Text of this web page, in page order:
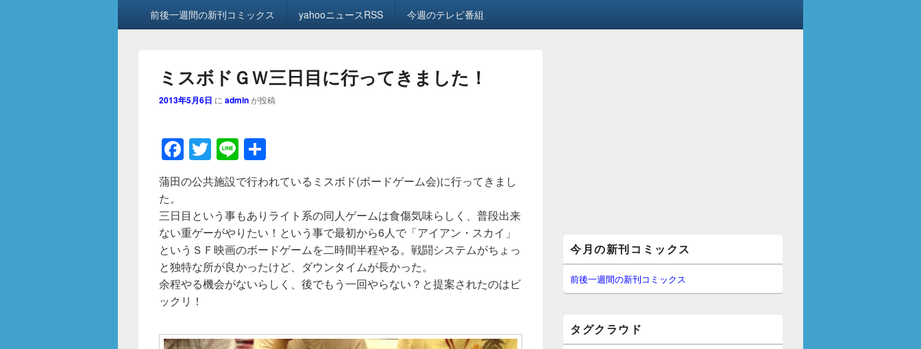
前後一週間の新刊コミックス yahooニュースRSS 今週のテレビ番組
ミスボドＧＷ三日目に行ってきました！
2013年5月6日 に adminが投稿
F
a
c
e
b
o
o
k
T
wi
tt
er
Li
n
e
有
蒲田の公共施設で行われているミスボド(ボードゲーム会)に行ってきまし
た。
三日目という事もありライト系の同人ゲームは食傷気味らしく、普段出来
ない重ゲーがやりたい！という事で最初から6人で「アイアン・スカイ」
というＳＦ映画のボードゲームを二時間半程やる。戦闘システムがちょっ
と独特な所が良かったけど、ダウンタイムが長かった。
余程やる機会がないらしく、後でもう一回やらない？と提案されたのはビ
ックリ！
イ
ン
サ
イ
ー
今月の新刊コミックス
前後一週間の新刊コミックス
タグクラウド